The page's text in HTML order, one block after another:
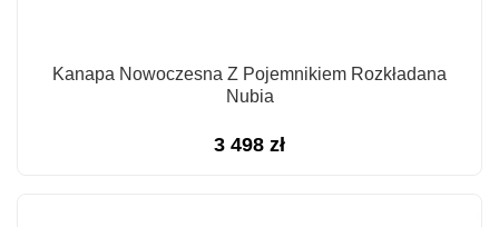
Kanapa Nowoczesna Z Pojemnikiem Rozkładana
Nubia
3 498 zł